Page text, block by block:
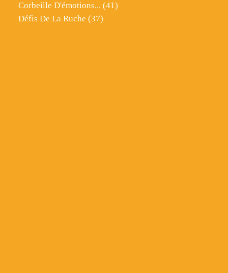
Corbeille D'émotions... (41)
Défis De La Ruche (37)